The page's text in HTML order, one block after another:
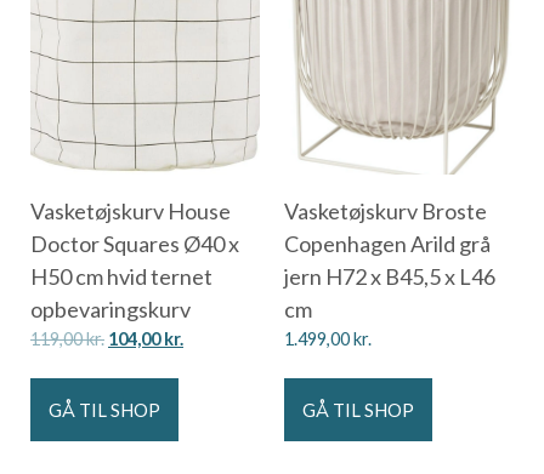
Vasketøjskurv House
Doctor Squares Ø40 x
H50 cm hvid ternet
opbevaringskurv
119,00kr. 104,00kr.
GÅ TIL SHOP
Vasketøjskurv Broste
Copenhagen Arild grå
jern H72 x B45,5 x L46
cm
1.499,00kr.
GÅ TIL SHOP